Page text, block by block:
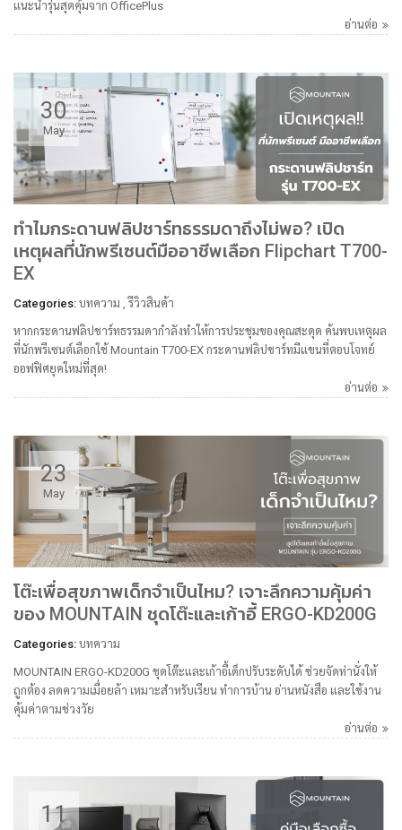
แนะนำรุ่นสุดคุ้มจาก OfficePlus
อ่านต่อ
30
May
ทำไมกระดานฟลิปชาร์ทธรรมดาถึงไม่พอ? เปิด
เหตุผลที่นักพรีเซนต์มืออาชีพเลือก Flipchart T700-
EX
Categories: บทความ , รีวิวสินค้า
หากกระดานฟลิปชาร์ทธรรมดากำลังทำให้การประชุมของคุณสะดุด ค้นพบเหตุผล
ที่นักพรีเซนต์เลือกใช้ Mountain T700-EX กระดานฟลิปชาร์ทมีแขนที่ตอบโจทย์
ออฟฟิศยุคใหม่ที่สุด!
อ่านต่อ
23
May
โต๊ะเพื่อสุขภาพเด็กจำเป็นไหม? เจาะลึกความคุ้มค่า
ของ MOUNTAIN ชุดโต๊ะและเก้าอี้ ERGO-KD200G
Categories: บทความ
MOUNTAIN ERGO-KD200G ชุดโต๊ะและเก้าอี้เด็กปรับระดับได้ ช่วยจัดท่านั่งให้
ถูกต้อง ลดความเมื่อยล้า เหมาะสำหรับเรียน ทำการบ้าน อ่านหนังสือ และใช้งาน
คุ้มค่าตามช่วงวัย
อ่านต่อ
11